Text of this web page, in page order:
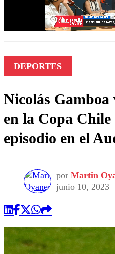
DEPORTES
Nicolás
en la Copa
episodio en el
por Martin
junio 10, 2023